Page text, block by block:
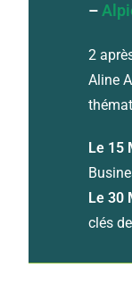
–
2
Aline
Le 15
Le 30
clés